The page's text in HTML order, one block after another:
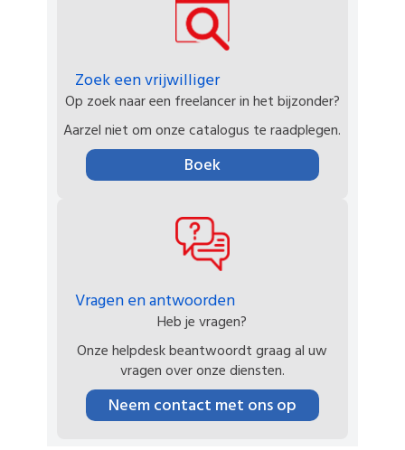
Zoek een vrijwilliger
Op zoek naar een freelancer in het bijzonder?
Aarzel niet om onze catalogus te raadplegen.
Boek
Vragen en antwoorden
Heb je vragen?
Onze helpdesk beantwoordt graag al uw
vragen over onze diensten.
Neem contact met ons op